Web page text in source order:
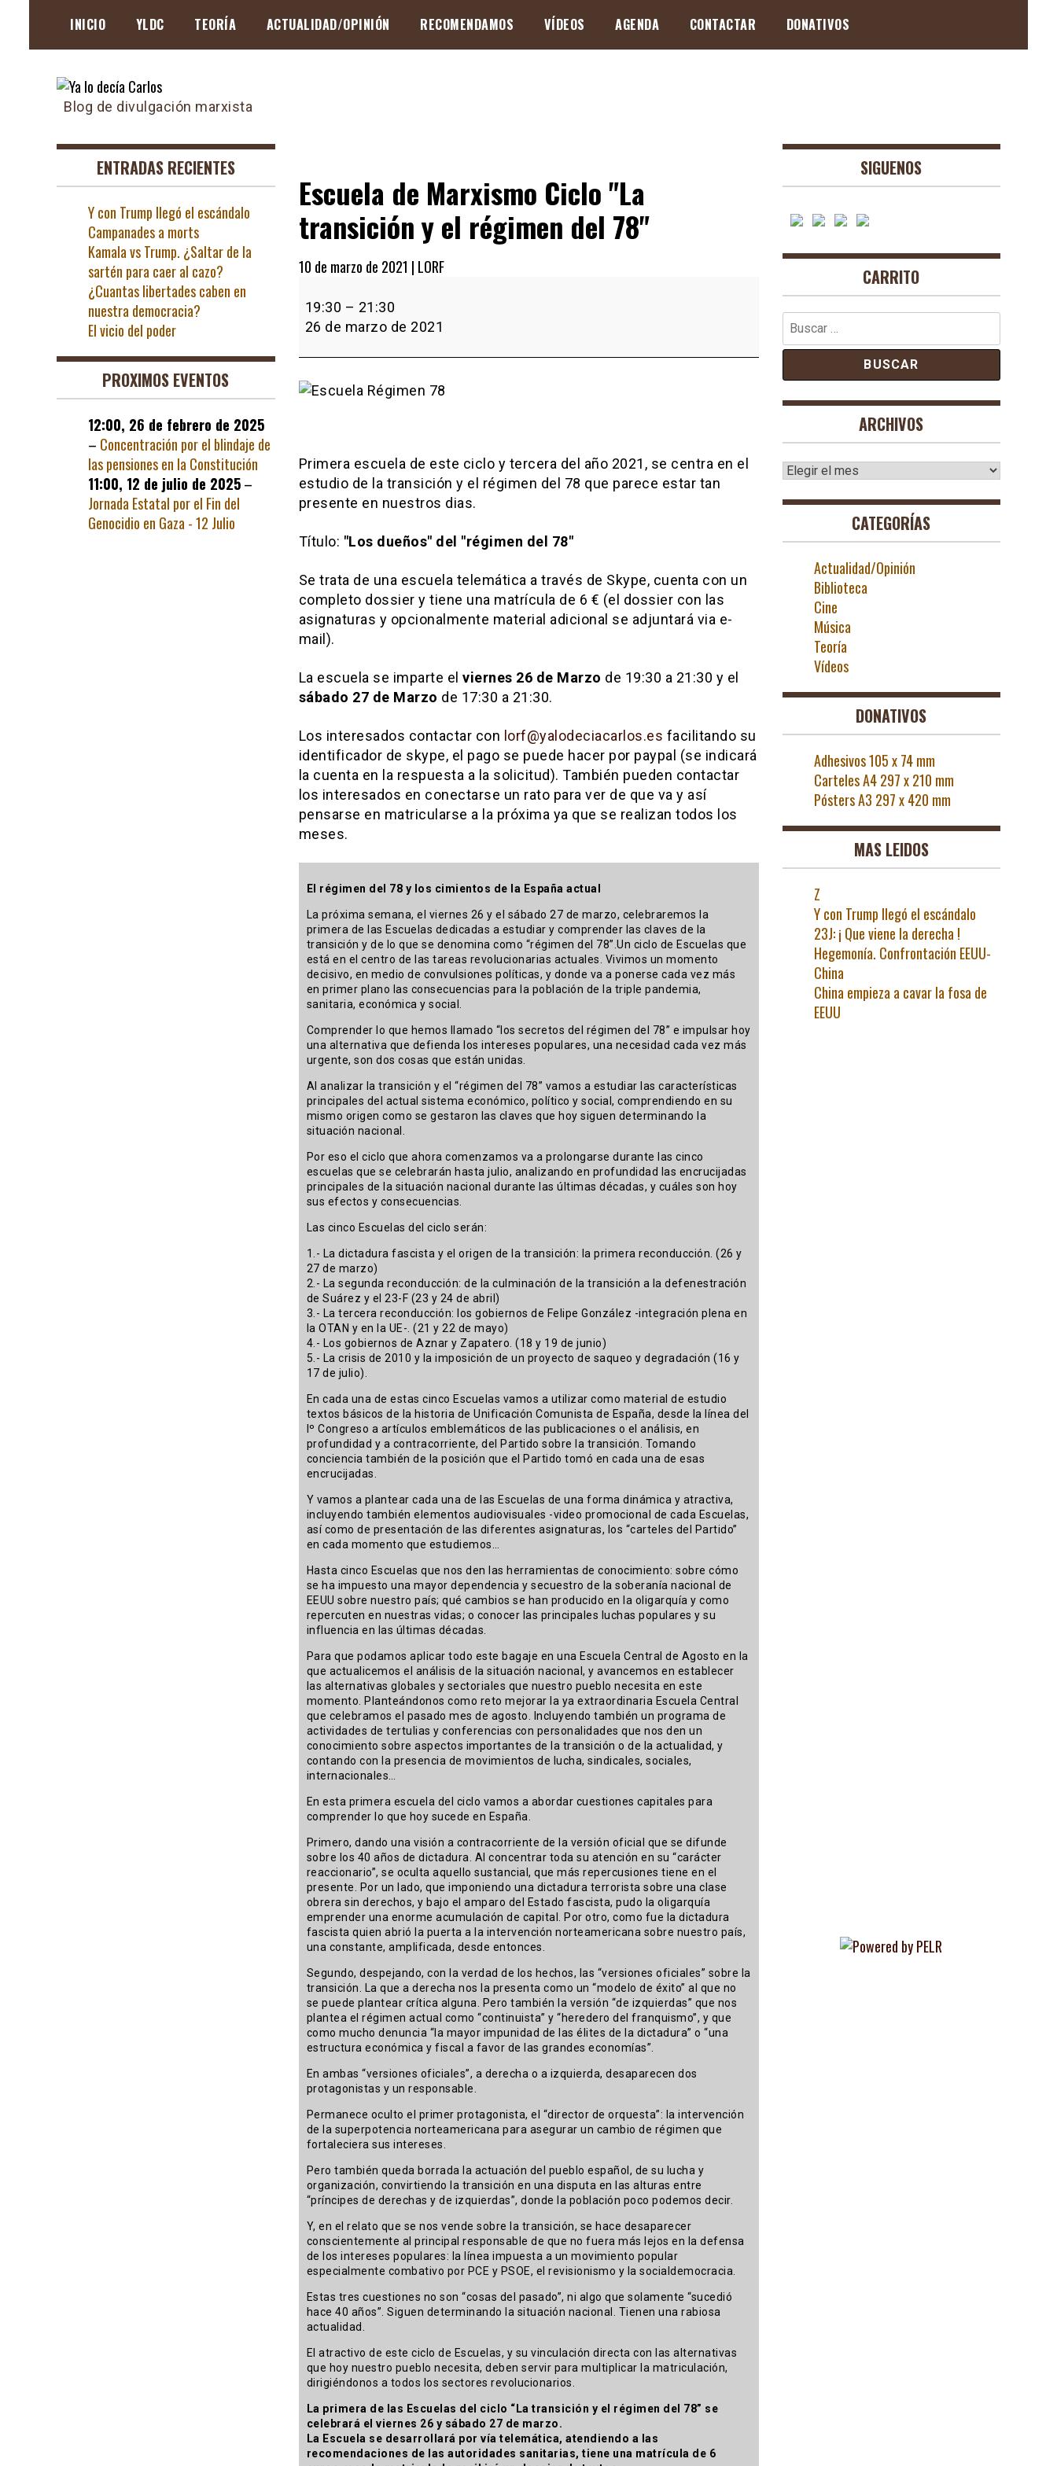
content
INICIO YLDC TEORÍA ACTUALIDAD/OPINIÓN RECOMENDAMOS VÍDEOS AGENDA CONTACTAR DONATIVOS
Blog de divulgación marxista
Escuela de Marxismo Ciclo "La
transición y el régimen del 78"
10 de marzo de 2021 | LORF
de
Marxismo
transición
del
78"
19:30 – 21:30
26 de marzo de 2021
Primera escuela de este ciclo y tercera del año 2021, se centra en el
estudio de la transición y el régimen del 78 que parece estar tan
presente en nuestros dias.
Título: "Los dueños" del "régimen del 78"
Se trata de una escuela telemática a través de Skype, cuenta con un
completo dossier y tiene una matrícula de 6 € (el dossier con las
asignaturas y opcionalmente material adicional se adjuntará via e-
mail).
La escuela se imparte el viernes 26 de Marzo de 19:30 a 21:30 y el
sábado 27 de Marzo de 17:30 a 21:30.
Los interesados contactar con lorf@yalodeciacarlos.es facilitando su
identificador de skype, el pago se puede hacer por paypal (se indicará
la cuenta en la respuesta a la solicitud). También pueden contactar
los interesados en conectarse un rato para ver de que va y así
pensarse en matricularse a la próxima ya que se realizan todos los
meses.
El régimen del 78 y los cimientos de la España actual
La próxima semana, el viernes 26 y el sábado 27 de marzo, celebraremos la
primera de las Escuelas dedicadas a estudiar y comprender las claves de la
transición y de lo que se denomina como “régimen del 78”.Un ciclo de Escuelas que
está en el centro de las tareas revolucionarias actuales. Vivimos un momento
decisivo, en medio de convulsiones políticas, y donde va a ponerse cada vez más
en primer plano las consecuencias para la población de la triple pandemia,
sanitaria, económica y social.
Comprender lo que hemos llamado “los secretos del régimen del 78” e impulsar hoy
una alternativa que defienda los intereses populares, una necesidad cada vez más
urgente, son dos cosas que están unidas.
Al analizar la transición y el “régimen del 78” vamos a estudiar las características
principales del actual sistema económico, político y social, comprendiendo en su
mismo origen como se gestaron las claves que hoy siguen determinando la
situación nacional.
Por eso el ciclo que ahora comenzamos va a prolongarse durante las cinco
escuelas que se celebrarán hasta julio, analizando en profundidad las encrucijadas
principales de la situación nacional durante las últimas décadas, y cuáles son hoy
sus efectos y consecuencias.
Las cinco Escuelas del ciclo serán:
1.- La dictadura fascista y el origen de la transición: la primera reconducción. (26 y
27 de marzo)
2.- La segunda reconducción: de la culminación de la transición a la defenestración
de Suárez y el 23-F (23 y 24 de abril)
3.- La tercera reconducción: los gobiernos de Felipe González -integración plena en
la OTAN y en la UE-. (21 y 22 de mayo)
4.- Los gobiernos de Aznar y Zapatero. (18 y 19 de junio)
5.- La crisis de 2010 y la imposición de un proyecto de saqueo y degradación (16 y
17 de julio).
En cada una de estas cinco Escuelas vamos a utilizar como material de estudio
textos básicos de la historia de Unificación Comunista de España, desde la línea del
Iº Congreso a artículos emblemáticos de las publicaciones o el análisis, en
profundidad y a contracorriente, del Partido sobre la transición. Tomando
conciencia también de la posición que el Partido tomó en cada una de esas
encrucijadas.
Y vamos a plantear cada una de las Escuelas de una forma dinámica y atractiva,
incluyendo también elementos audiovisuales -video promocional de cada Escuelas,
así como de presentación de las diferentes asignaturas, los “carteles del Partido”
en cada momento que estudiemos…
Hasta cinco Escuelas que nos den las herramientas de conocimiento: sobre cómo
se ha impuesto una mayor dependencia y secuestro de la soberanía nacional de
EEUU sobre nuestro país; qué cambios se han producido en la oligarquía y como
repercuten en nuestras vidas; o conocer las principales luchas populares y su
influencia en las últimas décadas.
Para que podamos aplicar todo este bagaje en una Escuela Central de Agosto en la
que actualicemos el análisis de la situación nacional, y avancemos en establecer
las alternativas globales y sectoriales que nuestro pueblo necesita en este
momento. Planteándonos como reto mejorar la ya extraordinaria Escuela Central
que celebramos el pasado mes de agosto. Incluyendo también un programa de
actividades de tertulias y conferencias con personalidades que nos den un
conocimiento sobre aspectos importantes de la transición o de la actualidad, y
contando con la presencia de movimientos de lucha, sindicales, sociales,
internacionales…
En esta primera escuela del ciclo vamos a abordar cuestiones capitales para
comprender lo que hoy sucede en España.
Primero, dando una visión a contracorriente de la versión oficial que se difunde
sobre los 40 años de dictadura. Al concentrar toda su atención en su “carácter
reaccionario”, se oculta aquello sustancial, que más repercusiones tiene en el
presente. Por un lado, que imponiendo una dictadura terrorista sobre una clase
obrera sin derechos, y bajo el amparo del Estado fascista, pudo la oligarquía
emprender una enorme acumulación de capital. Por otro, como fue la dictadura
fascista quien abrió la puerta a la intervención norteamericana sobre nuestro país,
una constante, amplificada, desde entonces.
Segundo, despejando, con la verdad de los hechos, las “versiones oficiales” sobre la
transición. La que a derecha nos la presenta como un “modelo de éxito” al que no
se puede plantear crítica alguna. Pero también la versión “de izquierdas” que nos
plantea el régimen actual como “continuista” y “heredero del franquismo”, y que
como mucho denuncia “la mayor impunidad de las élites de la dictadura” o “una
estructura económica y fiscal a favor de las grandes economías”.
En ambas “versiones oficiales”, a derecha o a izquierda, desaparecen dos
protagonistas y un responsable.
Permanece oculto el primer protagonista, el “director de orquesta”: la intervención
de la superpotencia norteamericana para asegurar un cambio de régimen que
fortaleciera sus intereses.
Pero también queda borrada la actuación del pueblo español, de su lucha y
organización, convirtiendo la transición en una disputa en las alturas entre
“príncipes de derechas y de izquierdas”, donde la población poco podemos decir.
Y, en el relato que se nos vende sobre la transición, se hace desaparecer
conscientemente al principal responsable de que no fuera más lejos en la defensa
de los intereses populares: la línea impuesta a un movimiento popular
especialmente combativo por PCE y PSOE, el revisionismo y la socialdemocracia.
Estas tres cuestiones no son “cosas del pasado”, ni algo que solamente “sucedió
hace 40 años”. Siguen determinando la situación nacional. Tienen una rabiosa
actualidad.
El atractivo de este ciclo de Escuelas, y su vinculación directa con las alternativas
que hoy nuestro pueblo necesita, deben servir para multiplicar la matriculación,
dirigiéndonos a todos los sectores revolucionarios.
La primera de las Escuelas del ciclo “La transición y el régimen del 78” se
celebrará el viernes 26 y sábado 27 de marzo.
La Escuela se desarrollará por vía telemática, atendiendo a las
recomendaciones de las autoridades sanitarias, tiene una matrícula de 6
ENTRADAS RECIENTES
Y con Trump llegó el escándalo
Campanades a morts
Kamala vs Trump. ¿Saltar de la
sartén para caer al cazo?
¿Cuantas libertades caben en
nuestra democracia?
El vicio del poder
PROXIMOS EVENTOS
12:00, 26 de febrero de 2025
– Concentración por el blindaje de
las pensiones en la Constitución
11:00, 12 de julio de 2025–
Jornada Estatal por el Fin del
Genocidio en Gaza - 12 Julio
SIGUENOS
CARRITO
Buscar:
ARCHIVOS
Archivos
CATEGORÍAS
Actualidad/Opinión
Biblioteca
Cine
Música
Teoría
Vídeos
DONATIVOS
Adhesivos 105 x 74 mm
Carteles A4 297 x 210 mm
Pósters A3 297 x 420 mm
MAS LEIDOS
Z
Y con Trump llegó el escándalo
23J: ¡ Que viene la derecha !
Hegemonía. Confrontación EEUU-
China
China empieza a cavar la fosa de
EEUU